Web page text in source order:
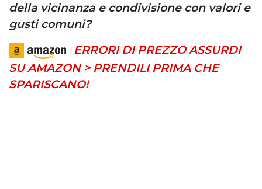
della vicinanza e condivisione con valori e
gusti comuni?
ERRORI DI PREZZO ASSURDI
SU AMAZON > PRENDILI PRIMA CHE
SPARISCANO!